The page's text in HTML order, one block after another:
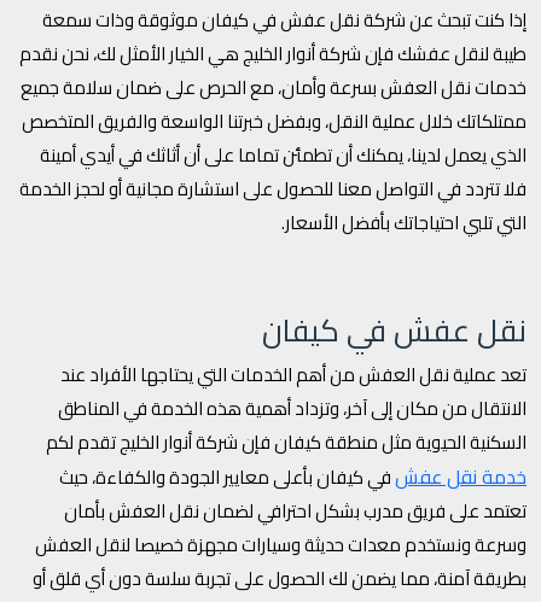
إذا كنت تبحث عن شركة نقل عفش في كيفان موثوقة وذات سمعة
طيبة لنقل عفشك فإن شركة أنوار الخليج هي الخيار الأمثل لك، نحن نقدم
خدمات نقل العفش بسرعة وأمان، مع الحرص على ضمان سلامة جميع
ممتلكاتك خلال عملية النقل، وبفضل خبرتنا الواسعة والفريق المتخصص
الذي يعمل لدينا، يمكنك أن تطمئن تماما على أن أثاثك في أيدي أمينة
فلا تتردد في التواصل معنا للحصول على استشارة مجانية أو لحجز الخدمة
التي تلبي احتياجاتك بأفضل الأسعار.
نقل عفش في كيفان
تعد عملية نقل العفش من أهم الخدمات التي يحتاجها الأفراد عند
الانتقال من مكان إلى آخر، وتزداد أهمية هذه الخدمة في المناطق
السكنية الحيوية مثل منطقة كيفان فإن شركة أنوار الخليج تقدم لكم
خدمة نقل عفشفي كيفان بأعلى معايير الجودة والكفاءة، حيث
تعتمد على فريق مدرب بشكل احترافي لضمان نقل العفش بأمان
وسرعة ونستخدم معدات حديثة وسيارات مجهزة خصيصا لنقل العفش
بطريقة آمنة، مما يضمن لك الحصول على تجربة سلسة دون أي قلق أو